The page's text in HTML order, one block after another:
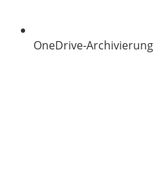
OneDrive-Archivierung